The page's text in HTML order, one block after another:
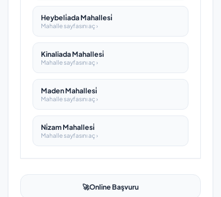
Heybeli̇ada Mahallesi̇
Mahalle sayfasını aç ›
Kinaliada Mahallesi̇
Mahalle sayfasını aç ›
Maden Mahallesi̇
Mahalle sayfasını aç ›
Ni̇zam Mahallesi̇
Mahalle sayfasını aç ›
🚀Online Başvuru